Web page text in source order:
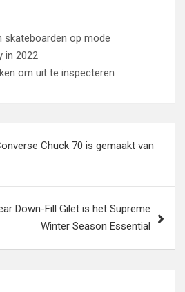
skateboarden op mode
in 2022
om uit te inspecteren
Chuck 70 is gemaakt van
Down-Fill Gilet is het Supreme
Winter Season Essential